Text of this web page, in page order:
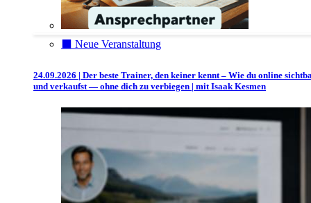
⬛️ Neue Veranstaltung
24.09.2026 | Der beste Trainer, den keiner kennt – Wie du online
und verkaufst — ohne dich zu verbiegen | mit Isaak Kesmen